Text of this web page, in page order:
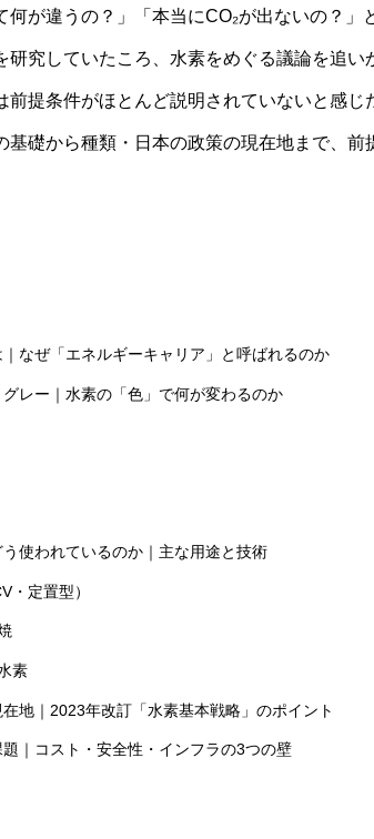
何が違うの？」「本当にCO₂が出ないの？」
研究していたころ、水素をめぐる議論を追い
前提条件がほとんど説明されていないと感じ
基礎から種類・日本の政策の現在地まで、前
なぜ「エネルギーキャリア」と呼ばれるのか
レー｜水素の「色」で何が変わるのか
使われているのか｜主な用途と技術
・定置型）
素
地｜2023年改訂「水素基本戦略」のポイント
｜コスト・安全性・インフラの3つの壁